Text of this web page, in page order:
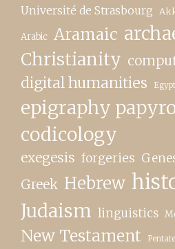
Université de Strasbourg
Arabic Aramaic
Christianity
digital humanities Egypt
epigraphy
codicology
exegesis forgeries
Greek Hebrew
Judaism linguistics
New Testament